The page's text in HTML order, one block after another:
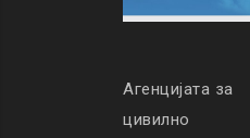
Агенцијата за
цивилно